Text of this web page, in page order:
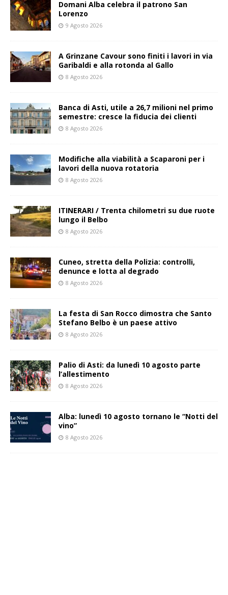
Domani Alba celebra il patrono San
Lorenzo
9 Agosto 2026
A Grinzane Cavour sono finiti i lavori in via
Garibaldi e alla rotonda al Gallo
8 Agosto 2026
Banca di Asti, utile a 26,7 milioni nel primo
semestre: cresce la fiducia dei clienti
8 Agosto 2026
Modifiche alla viabilità a Scaparoni per i
lavori della nuova rotatoria
8 Agosto 2026
ITINERARI / Trenta chilometri su due ruote
lungo il Belbo
8 Agosto 2026
Cuneo, stretta della Polizia: controlli,
denunce e lotta al degrado
8 Agosto 2026
La festa di San Rocco dimostra che Santo
Stefano Belbo è un paese attivo
8 Agosto 2026
Palio di Asti: da lunedì 10 agosto parte
l’allestimento
8 Agosto 2026
Alba: lunedì 10 agosto tornano le “Notti del
vino”
8 Agosto 2026